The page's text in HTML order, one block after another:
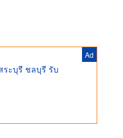
Ad
ระบุรี ชลบุรี รับ